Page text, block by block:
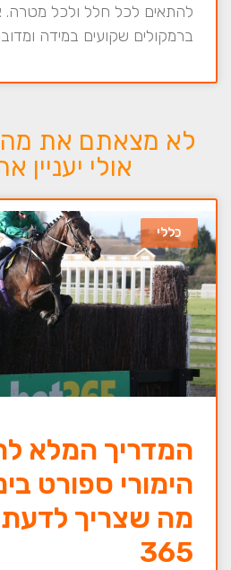
להתאים לכל חלל ולכל מטרה.
ברמקולים שקועים במידה
לא מצאתם את
אולי יעניין
כללי
המדריך המלא
הימורי ספורט
מה שצריך
365